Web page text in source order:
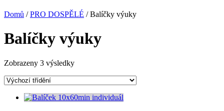
Domů /PRO DOSPĚLÉ / Balíčky výuky
Balíčky výuky
Zobrazeny 3 výsledky